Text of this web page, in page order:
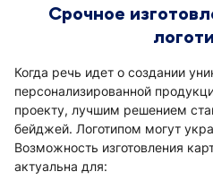
Срочное
Когда речь идет о создании
персонализированной
проекту, лучшим решением
бейджей. Логотипом могут
Возможность изготовления
актуальна для: